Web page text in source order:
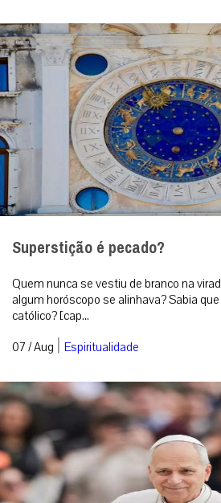
Superstição é pecado?
Quem nunca se vestiu de branco na
algum horóscopo se alinhava? Sabia
católico? [cap...
07 / Aug | Espiritualidade